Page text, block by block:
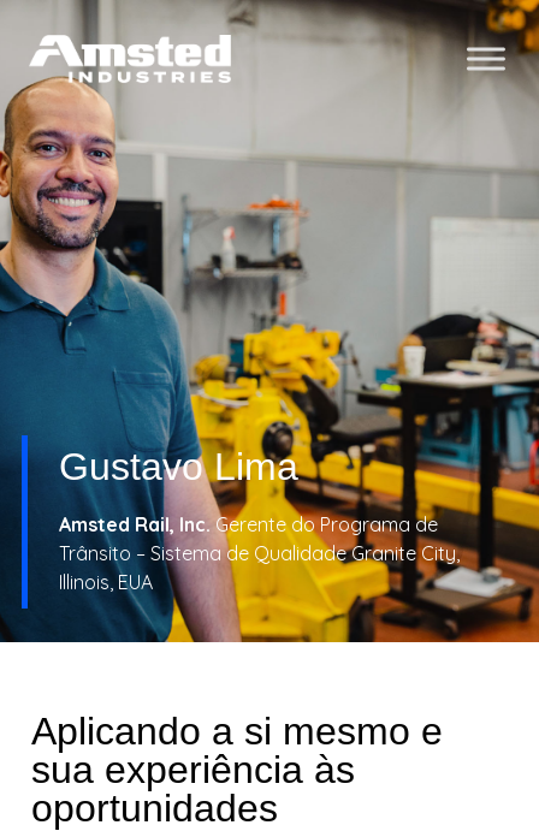
Gustavo Lima
Amsted Rail, Inc. Gerente do Programa de
Trânsito – Sistema de Qualidade Granite City,
Illinois, EUA
Aplicando a si mesmo e
sua experiência às
oportunidades